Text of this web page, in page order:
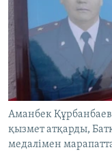
Аманбек
қызмет атқарды,
медалімен